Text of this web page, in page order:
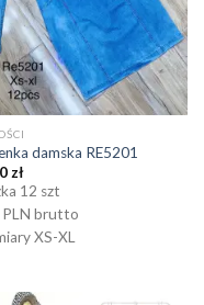
damska RE5201
zł
12 szt
PLN brutto
XS-XL